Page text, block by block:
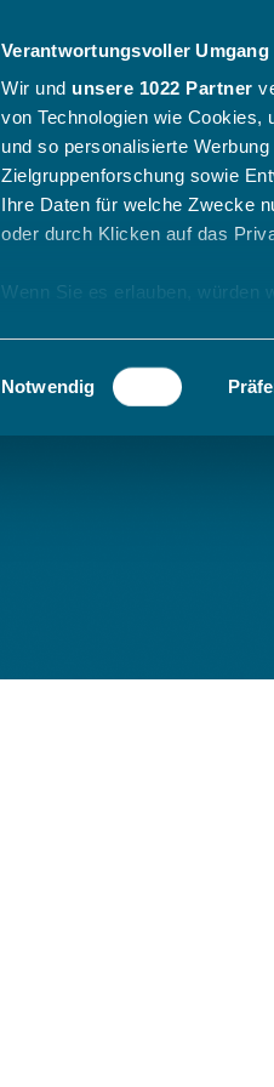
Verantwortungsvoller
Wir und unsere 1022 Partner
von Technologien wie
und so personalisierte
Zielgruppenforschung sowie
Ihre Daten für welche Zwecke
oder durch Klicken auf das
Wenn Sie es erlauben, würden
Ihr Gerät durch aktives
Abschnitt
Wir verwenden Cookies, um
anbieten zu können und die
Informationen zu Ihrer
und Analysen weiter. Unsere
Einwilligungsauswahl
Notwendig